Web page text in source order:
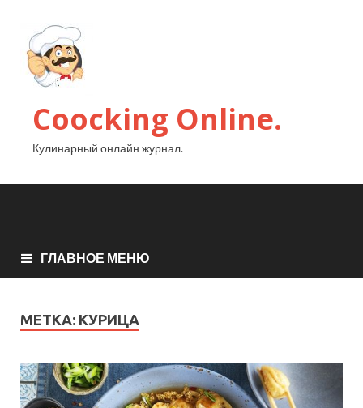
Coocking Online.
Кулинарный онлайн журнал.
ГЛАВНОЕ МЕНЮ
МЕТКА: КУРИЦА